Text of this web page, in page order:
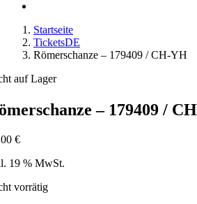
Startseite
TicketsDE
Römerschanze – 179409 / CH-YH
auf Lager
– 179409 /
€
19 % MwSt.
vorrätig